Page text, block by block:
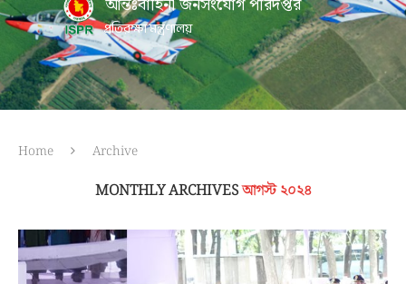
প্রতিরক্ষা মন্ত্রণালয়
Home Archive
MONTHLY ARCHIVESআগস্ট ২০২৪